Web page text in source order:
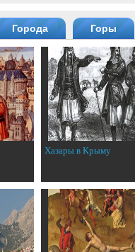
Города Горы
Хазары в Крыму